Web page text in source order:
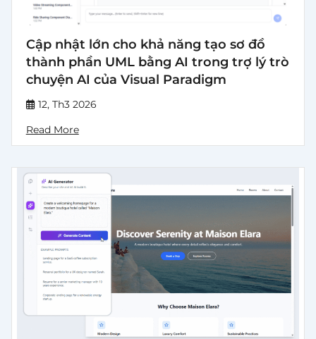
Cập nhật lớn cho khả năng tạo sơ đồ
thành phần UML bằng AI trong trợ lý trò
chuyện AI của Visual Paradigm
12, Th3 2026
Read More